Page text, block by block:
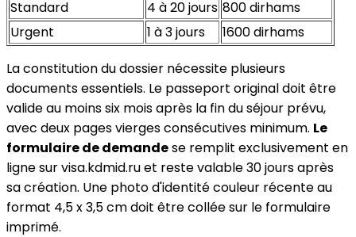
Standard
4 à 20 jours 800 dirhams
Urgent
1 à 3 jours
1600 dirhams
La constitution du dossier nécessite plusieurs
documents essentiels. Le passeport original doit être
valide au moins six mois après la fin du séjour prévu,
avec deux pages vierges consécutives minimum. Le
formulaire de demandese remplit exclusivement en
ligne sur visa.kdmid.ru et reste valable 30 jours après
sa création. Une photo d'identité couleur récente au
format 4,5 x 3,5 cm doit être collée sur le formulaire
imprimé.